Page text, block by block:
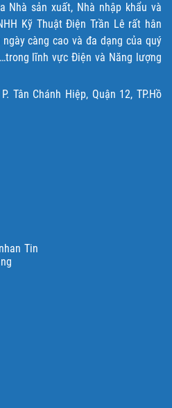
Nhà sản xuất, Nhà nhập khẩu và
Kỹ Thuật Điện Trần Lê rất hân
càng cao và đa dạng của quý
lĩnh vực Điện và Năng lượng
Tân Chánh Hiệp, Quận 12, TP.Hồ